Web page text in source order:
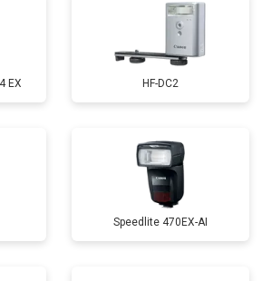
EX HF-DC2
Speedlite 470EX-AI